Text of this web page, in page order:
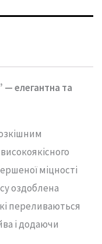
— елегантна та
міцності
оздоблена
переливаються
і додаючи